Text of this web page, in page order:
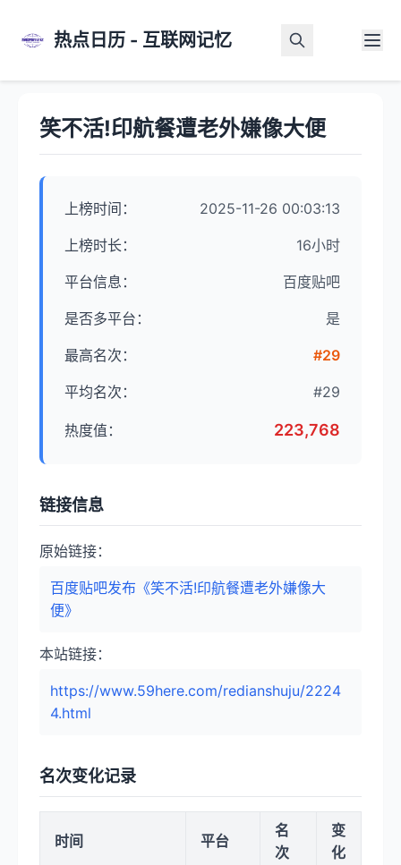
热点日历 - 互联网记忆
笑不活!印航餐遭老外嫌像大便
上榜时间： 2025-11-26 00:03:13
上榜时长： 16小时
平台信息： 百度贴吧
是否多平台： 是
最高名次： #29
平均名次： #29
热度值： 223,768
链接信息
原始链接：
百度贴吧发布《笑不活!印航餐遭老外嫌像大
便》
本站链接：
https://www.59here.com/redianshuju/2224
4.html
名次变化记录
时间 平台
名
次
变
化